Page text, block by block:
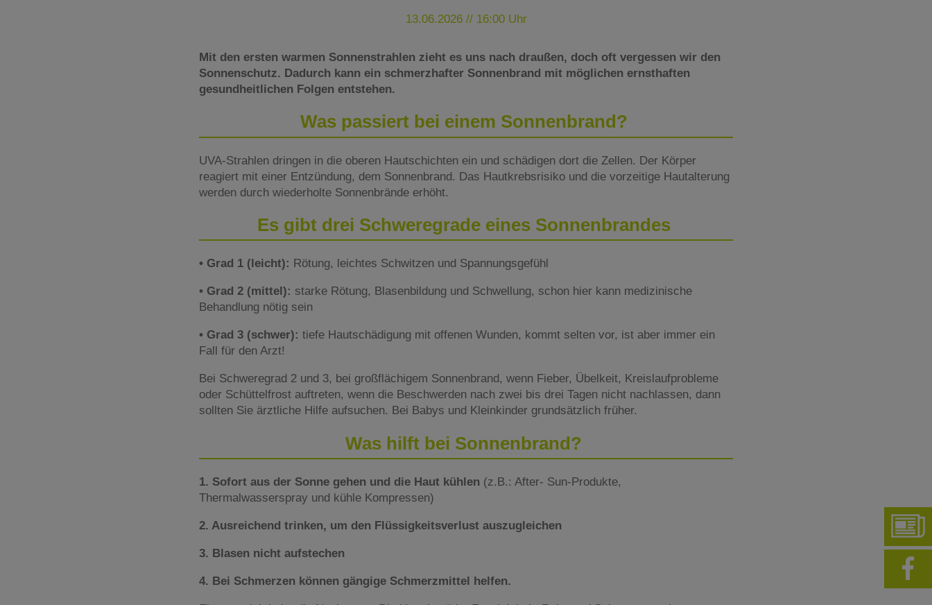
13.06.2026 // 16:00 Uhr
Mit den ersten warmen Sonnenstrahlen zieht es uns nach draußen, doch oft vergessen wir den
Sonnenschutz. Dadurch kann ein schmerzhafter Sonnenbrand mit möglichen ernsthaften
gesundheitlichen Folgen entstehen.
Was passiert bei einem Sonnenbrand?
UVA-Strahlen dringen in die oberen Hautschichten ein und schädigen dort die Zellen. Der Körper
reagiert mit einer Entzündung, dem Sonnenbrand. Das Hautkrebsrisiko und die vorzeitige Hautalterung
werden durch wiederholte Sonnenbrände erhöht.
Es gibt drei Schweregrade eines Sonnenbrandes
• Grad 1 (leicht): Rötung, leichtes Schwitzen und Spannungsgefühl
• Grad 2 (mittel): starke Rötung, Blasenbildung und Schwellung, schon hier kann medizinische
Behandlung nötig sein
• Grad 3 (schwer): tiefe Hautschädigung mit offenen Wunden, kommt selten vor, ist aber immer ein
Fall für den Arzt!
Bei Schweregrad 2 und 3, bei großflächigem Sonnenbrand, wenn Fieber, Übelkeit, Kreislaufprobleme
oder Schüttelfrost auftreten, wenn die Beschwerden nach zwei bis drei Tagen nicht nachlassen, dann
sollten Sie ärztliche Hilfe aufsuchen. Bei Babys und Kleinkinder grundsätzlich früher.
Was hilft bei Sonnenbrand?
1. Sofort aus der Sonne gehen und die Haut kühlen (z.B.: After- Sun-Produkte,
Thermalwasserspray und kühle Kompressen)
2. Ausreichend trinken, um den Flüssigkeitsverlust auszugleichen
3. Blasen nicht aufstechen
4. Bei Schmerzen können gängige Schmerzmittel helfen.